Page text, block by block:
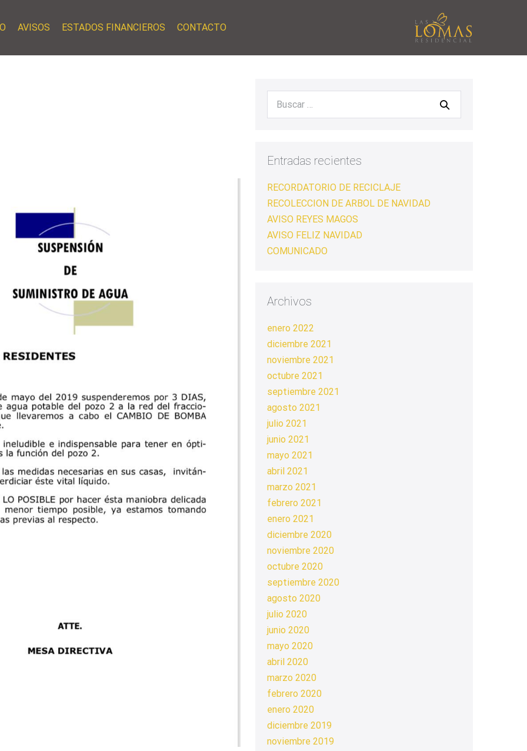
AVISOS ESTADOS FINANCIEROS CONTACTO
Entradas recientes
RECORDATORIO DE RECICLAJE
RECOLECCION DE ARBOL DE NAVIDAD
AVISO REYES MAGOS
AVISO FELIZ NAVIDAD
COMUNICADO
Archivos
enero 2022
diciembre 2021
noviembre 2021
octubre 2021
septiembre 2021
agosto 2021
julio 2021
junio 2021
mayo 2021
abril 2021
marzo 2021
febrero 2021
enero 2021
diciembre 2020
noviembre 2020
octubre 2020
septiembre 2020
agosto 2020
julio 2020
junio 2020
mayo 2020
abril 2020
marzo 2020
febrero 2020
enero 2020
diciembre 2019
noviembre 2019